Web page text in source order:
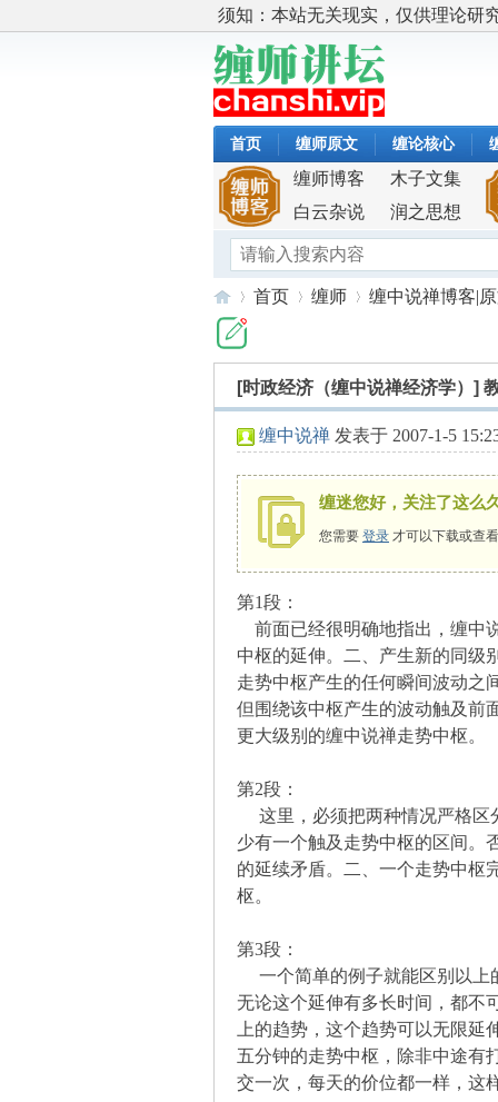
须知：本站无关现实，仅供理论研
首页 缠师原文 缠论核心
缠师博客
木子文集
白云杂说
润之思想
首页
›
缠师
›
缠中说禅博客|
[时政经济（缠中说禅经济学）]
缠中说禅 发表于 2007-1-5
缠迷您好，关注了这么
您需要 登录 才可以下载或查
第1段：
前面已经很明确地指出，缠中
中枢的延伸。二、产生新的同级
走势中枢产生的任何瞬间波动之
但围绕该中枢产生的波动触及前
更大级别的缠中说禅走势中枢。
第2段：
这里，必须把两种情况严格区
少有一个触及走势中枢的区间。
的延续矛盾。二、一个走势中枢
枢。
第3段：
一个简单的例子就能区别以上
无论这个延伸有多长时间，都不
上的趋势，这个趋势可以无限
五分钟的走势中枢，除非中途有
交一次，每天的价位都一样，这